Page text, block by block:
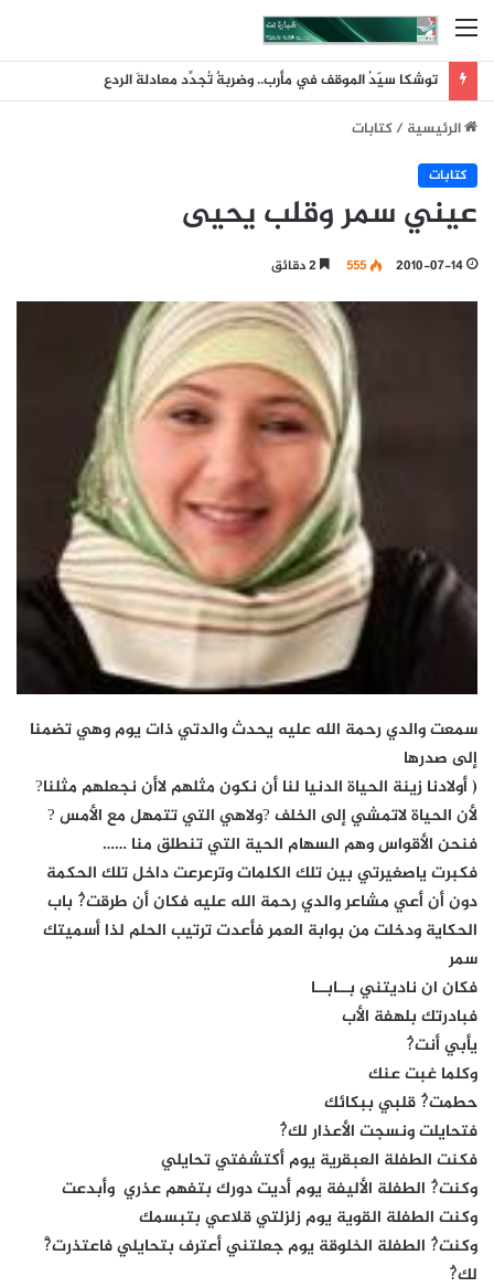
القائمة
توشكا سيّدُ الموقف في مأرب.. وضربةٌ تُجدِّد معادلةَ الردع
الرئيسية/كتابات
كتابات
عيني سمر وقلب يحيى
2010-07-14
555
سمعت والدي رحمة الله عليه يحدث والدتي ذات يوم وهي تضمنا
إلى صدرها
( أولادنا زينة الحياة الدنيا لنا أن نكون مثلهم لاأن نجعلهم مثلنا?
لأن الحياة لاتمشي إلى الخلف ?ولاهي التي تتمهل مع الأمس ?
فنحن الأقواس وهم السهام الحية التي تنطلق منا ……
فكبرت ياصغيرتي بين تلك الكلمات وترعرعت داخل تلك الحكمة
دون أن أعي مشاعر والدي رحمة الله عليه فكان أن طرقت?ُ باب
الحكاية ودخلت من بوابة العمر فأعدت ترتيب الحلم لذا أسميتك
سمر
فكان ان ناديتني بــابــا
فبادرتك بلهفة الأب
يأبي أنت?ُ
وكلما غبت عنك
حطمت?ُ قلبي ببكائك
فتحايلت ونسجت الأعذار لك?ُ
فكنت الطفلة العبقرية يوم أكتشفتي تحايلي
وكنت?ُ الطفلة الأليفة يوم أديت دورك بتفهم عذري وأبدعت
وكنت الطفلة القوية يوم زلزلتي قلاعي بتبسمك
وكنت?ُ الطفلة الخلوقة يوم جعلتني أعترف بتحايلي فاعتذرت?ْ
لك?ُ